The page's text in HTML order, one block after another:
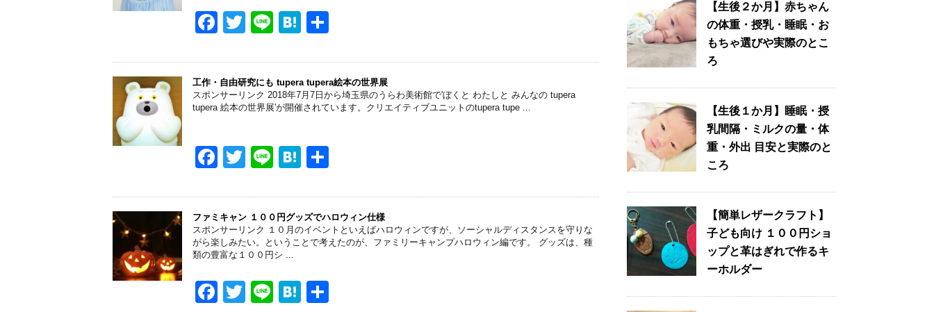
oF
c
e
b
o
T
tt
er
Li
e
H
e
n
a
工作・自由研究にも tupera tupera絵本の世界展
スポンサーリンク 2018年7月7日から埼玉県のうらわ美術館で'ぼくと わたしと みんなの tupera
tupera 絵本の世界展'が開催されています。クリエイティブユニットのtupera tupe ...
F
c
e
b
o
T
tt
er
Li
e
H
e
n
a
ファミキャン １００円グッズでハロウィン仕様
スポンサーリンク １０月のイベントといえばハロウィンですが、ソーシャルディスタンスを守りな
がら楽しみたい。ということで考えたのが、ファミリーキャンプハロウィン編です。 グッズは、種
類の豊富な１００円シ ...
F
T
Li
H
【生後２か月】赤ちゃん
の体重・授乳・睡眠・お
もちゃ選びや実際のとこ
ろ
【生後１か月】睡眠・授
乳間隔・ミルクの量・体
重・外出 目安と実際のと
ころ
【簡単レザークラフト】
子ども向け １００円ショ
ップと革はぎれで作るキ
ーホルダー